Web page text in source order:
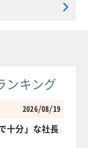
ンキング
2026/08/19
十分」な社長